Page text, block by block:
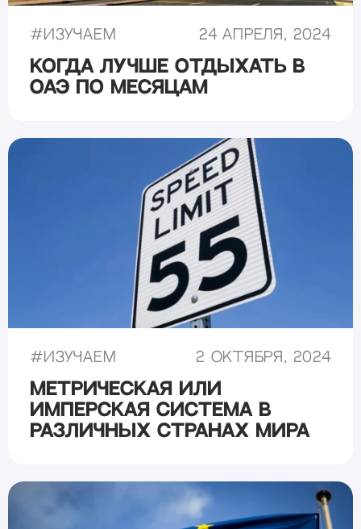
#Изучаем 24 апреля, 2024
Когда лучше отдыхать в
ОАЭ по месяцам
#Изучаем 2 октября, 2024
Метрическая или
имперская система в
различных странах мира